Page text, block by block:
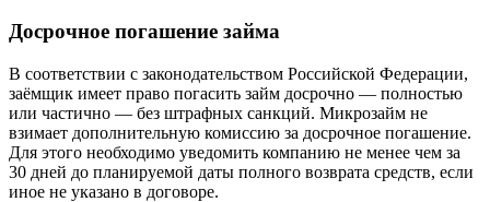
Досрочное погашение займа
В соответствии с законодательством Российской Федерации,
заёмщик имеет право погасить займ досрочно — полностью
или частично — без штрафных санкций. Микрозайм не
взимает дополнительную комиссию за досрочное погашение.
Для этого необходимо уведомить компанию не менее чем за
30 дней до планируемой даты полного возврата средств, если
иное не указано в договоре.